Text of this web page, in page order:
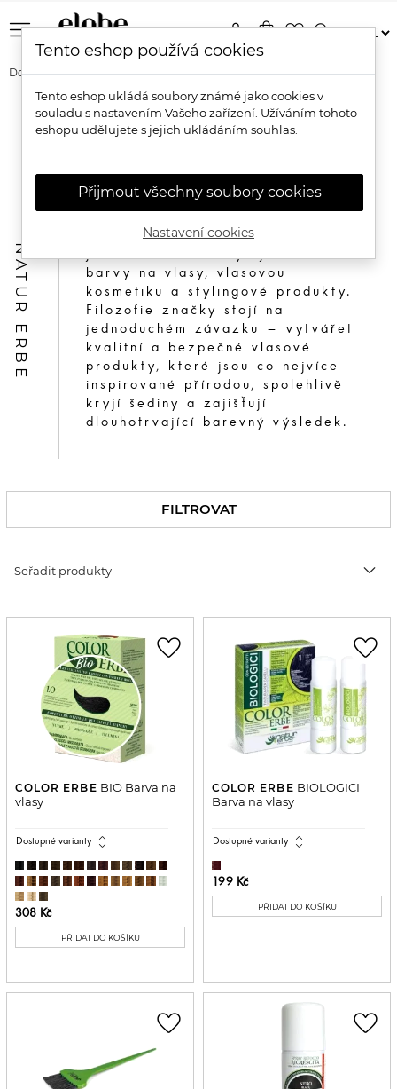
menu shopping_bagfavorite_bordersearch
person
Domů Značky Color Erbe
COLOR ERBE
NATUR ERBE
Color Erbe by Natur Erbe je
profesionální vlasové péče, která
již od roku 1972 vyvíjí šetrné
barvy na vlasy, vlasovou
kosmetiku a stylingové produkty.
Filozofie značky stojí na
jednoduchém závazku – vytvářet
kvalitní a bezpečné vlasové
produkty, které jsou co nejvíce
inspirované přírodou, spolehlivě
kryjí šediny a zajišťují
dlouhotrvající barevný výsledek.
FILTROVAT
Seřadit produkty expand_more
COLOR ERBE BIO Barva na
vlasy
Dostupné varianty expand_all
308 Kč
PŘIDAT DO KOŠÍKU
favorite_border
COLOR ERBE BIOLOGICI
Barva na vlasy
Dostupné varianty expand_all
199 Kč
PŘIDAT DO KOŠÍKU
favorite_border
favorite_border favorite_border
Tento eshop používá cookies
Tento eshop ukládá soubory známé jako cookies v
souladu s nastavením Vašeho zařízení. Užíváním tohoto
eshopu udělujete s jejich ukládáním souhlas.
Přijmout všechny soubory cookies
Nastavení cookies